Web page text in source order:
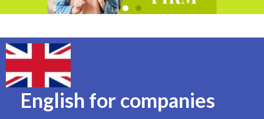
English for companies